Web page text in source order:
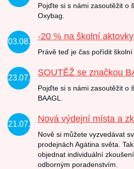
Pojďte si s námi zasoutěžit o
Oxybag.
03.08.
-20 % na školní
Právě teď je čas pořídit
23.07.
SOUTĚŽ se značkou
Pojďte si s námi zasoutěžit o
BAAGL.
21.07.
Nová výdejní místa a
Nově si můžete vyzvedávat
prodejnách Agátina světa.
objednat individuální
odborným poradenstvím.